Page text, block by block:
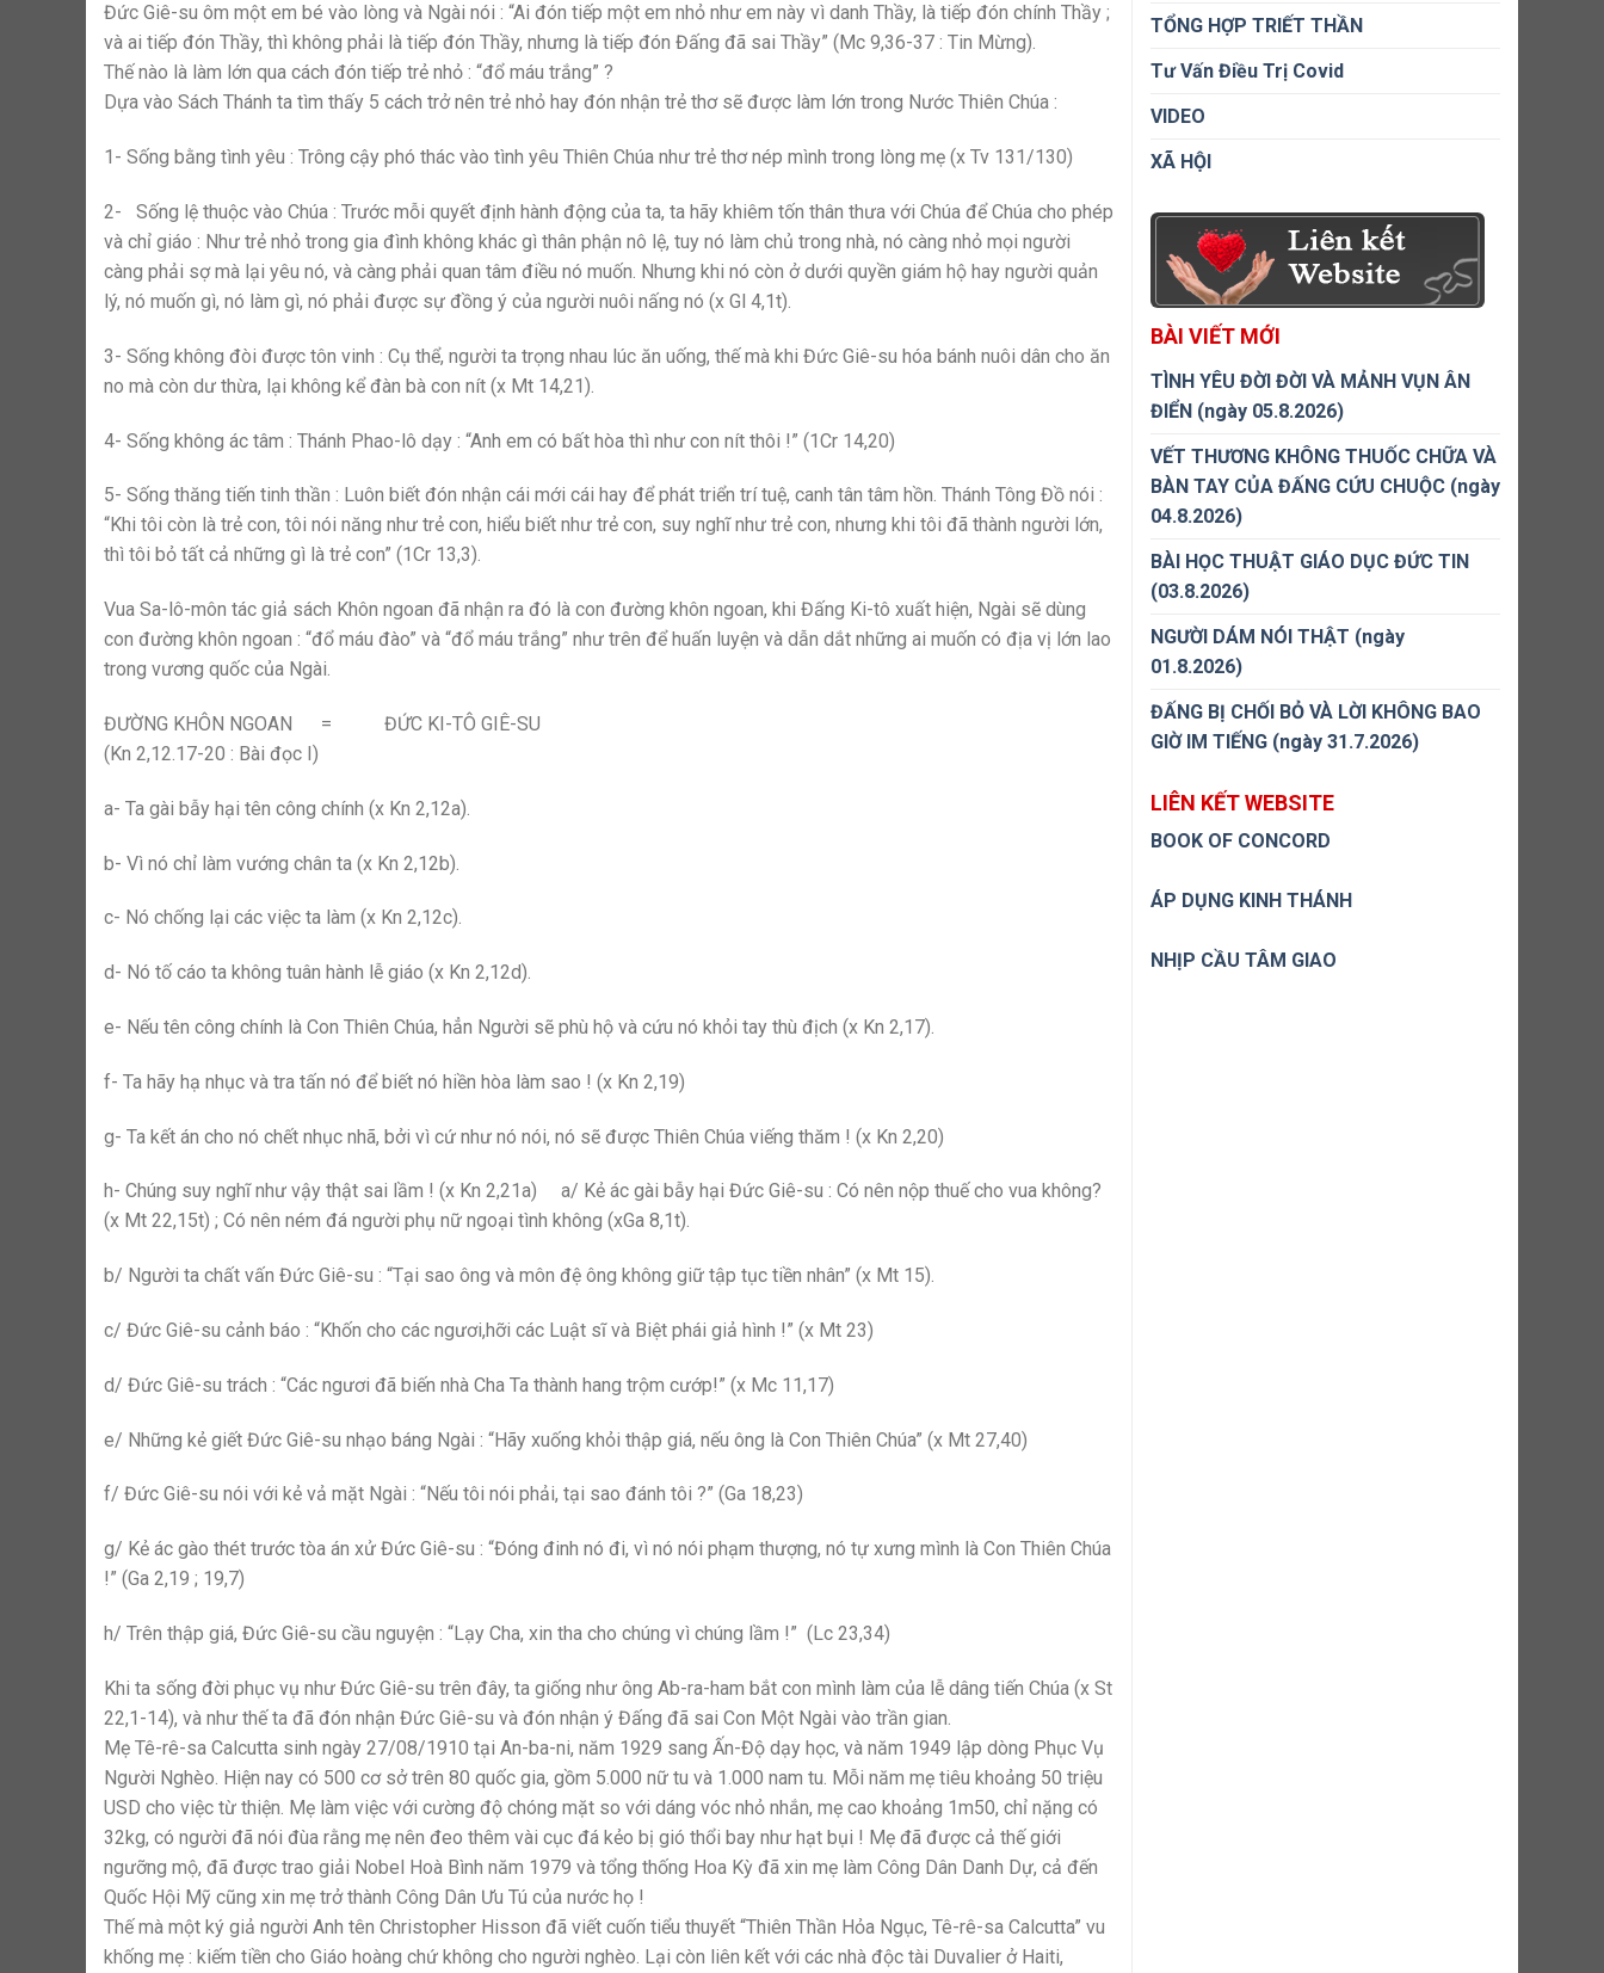
Đức Giê-su ôm một em bé vào lòng và Ngài nói : “Ai đón tiếp một em nhỏ như em này vì danh Thầy, là tiếp đón chính Thầy ;
và ai tiếp đón Thầy, thì không phải là tiếp đón Thầy, nhưng là tiếp đón Đấng đã sai Thầy” (Mc 9,36-37 : Tin Mừng).
Thế nào là làm lớn qua cách đón tiếp trẻ nhỏ : “đổ máu trắng” ?
Dựa vào Sách Thánh ta tìm thấy 5 cách trở nên trẻ nhỏ hay đón nhận trẻ thơ sẽ được làm lớn trong Nước Thiên Chúa :
1- Sống bằng tình yêu : Trông cậy phó thác vào tình yêu Thiên Chúa như trẻ thơ nép mình trong lòng mẹ (x Tv 131/130)
2- Sống lệ thuộc vào Chúa : Trước mỗi quyết định hành động của ta, ta hãy khiêm tốn thân thưa với Chúa để Chúa cho phép
và chỉ giáo : Như trẻ nhỏ trong gia đình không khác gì thân phận nô lệ, tuy nó làm chủ trong nhà, nó càng nhỏ mọi người
càng phải sợ mà lại yêu nó, và càng phải quan tâm điều nó muốn. Nhưng khi nó còn ở dưới quyền giám hộ hay người quản
lý, nó muốn gì, nó làm gì, nó phải được sự đồng ý của người nuôi nấng nó (x Gl 4,1t).
3- Sống không đòi được tôn vinh : Cụ thể, người ta trọng nhau lúc ăn uống, thế mà khi Đức Giê-su hóa bánh nuôi dân cho ăn
no mà còn dư thừa, lại không kể đàn bà con nít (x Mt 14,21).
4- Sống không ác tâm : Thánh Phao-lô dạy : “Anh em có bất hòa thì như con nít thôi !” (1Cr 14,20)
5- Sống thăng tiến tinh thần : Luôn biết đón nhận cái mới cái hay để phát triển trí tuệ, canh tân tâm hồn. Thánh Tông Đồ nói :
“Khi tôi còn là trẻ con, tôi nói năng như trẻ con, hiểu biết như trẻ con, suy nghĩ như trẻ con, nhưng khi tôi đã thành người lớn,
thì tôi bỏ tất cả những gì là trẻ con” (1Cr 13,3).
Vua Sa-lô-môn tác giả sách Khôn ngoan đã nhận ra đó là con đường khôn ngoan, khi Đấng Ki-tô xuất hiện, Ngài sẽ dùng
con đường khôn ngoan : “đổ máu đào” và “đổ máu trắng” như trên để huấn luyện và dẫn dắt những ai muốn có địa vị lớn lao
trong vương quốc của Ngài.
ĐƯỜNG KHÔN NGOAN = ĐỨC KI-TÔ GIÊ-SU
(Kn 2,12.17-20 : Bài đọc I)
a- Ta gài bẫy hại tên công chính (x Kn 2,12a).
b- Vì nó chỉ làm vướng chân ta (x Kn 2,12b).
c- Nó chống lại các việc ta làm (x Kn 2,12c).
d- Nó tố cáo ta không tuân hành lễ giáo (x Kn 2,12d).
e- Nếu tên công chính là Con Thiên Chúa, hẳn Người sẽ phù hộ và cứu nó khỏi tay thù địch (x Kn 2,17).
f- Ta hãy hạ nhục và tra tấn nó để biết nó hiền hòa làm sao ! (x Kn 2,19)
g- Ta kết án cho nó chết nhục nhã, bởi vì cứ như nó nói, nó sẽ được Thiên Chúa viếng thăm ! (x Kn 2,20)
h- Chúng suy nghĩ như vậy thật sai lầm ! (x Kn 2,21a) a/ Kẻ ác gài bẫy hại Đức Giê-su : Có nên nộp thuế cho vua không?
(x Mt 22,15t) ; Có nên ném đá người phụ nữ ngoại tình không (xGa 8,1t).
b/ Người ta chất vấn Đức Giê-su : “Tại sao ông và môn đệ ông không giữ tập tục tiền nhân” (x Mt 15).
c/ Đức Giê-su cảnh báo : “Khốn cho các ngươi,hỡi các Luật sĩ và Biệt phái giả hình !” (x Mt 23)
d/ Đức Giê-su trách : “Các ngươi đã biến nhà Cha Ta thành hang trộm cướp!” (x Mc 11,17)
e/ Những kẻ giết Đức Giê-su nhạo báng Ngài : “Hãy xuống khỏi thập giá, nếu ông là Con Thiên Chúa” (x Mt 27,40)
f/ Đức Giê-su nói với kẻ vả mặt Ngài : “Nếu tôi nói phải, tại sao đánh tôi ?” (Ga 18,23)
g/ Kẻ ác gào thét trước tòa án xử Đức Giê-su : “Đóng đinh nó đi, vì nó nói phạm thượng, nó tự xưng mình là Con Thiên Chúa
!” (Ga 2,19 ; 19,7)
h/ Trên thập giá, Đức Giê-su cầu nguyện : “Lạy Cha, xin tha cho chúng vì chúng lầm !” (Lc 23,34)
Khi ta sống đời phục vụ như Đức Giê-su trên đây, ta giống như ông Ab-ra-ham bắt con mình làm của lễ dâng tiến Chúa (x St
22,1-14), và như thế ta đã đón nhận Đức Giê-su và đón nhận ý Đấng đã sai Con Một Ngài vào trần gian.
Mẹ Tê-rê-sa Calcutta sinh ngày 27/08/1910 tại An-ba-ni, năm 1929 sang Ấn-Độ dạy học, và năm 1949 lập dòng Phục Vụ
Người Nghèo. Hiện nay có 500 cơ sở trên 80 quốc gia, gồm 5.000 nữ tu và 1.000 nam tu. Mỗi năm mẹ tiêu khoảng 50 triệu
USD cho việc từ thiện. Mẹ làm việc với cường độ chóng mặt so với dáng vóc nhỏ nhắn, mẹ cao khoảng 1m50, chỉ nặng có
32kg, có người đã nói đùa rằng mẹ nên đeo thêm vài cục đá kẻo bị gió thổi bay như hạt bụi ! Mẹ đã được cả thế giới
ngưỡng mộ, đã được trao giải Nobel Hoà Bình năm 1979 và tổng thống Hoa Kỳ đã xin mẹ làm Công Dân Danh Dự, cả đến
Quốc Hội Mỹ cũng xin mẹ trở thành Công Dân Ưu Tú của nước họ !
Thế mà một ký giả người Anh tên Christopher Hisson đã viết cuốn tiểu thuyết “Thiên Thần Hỏa Ngục, Tê-rê-sa Calcutta” vu
khống mẹ : kiếm tiền cho Giáo hoàng chứ không cho người nghèo. Lại còn liên kết với các nhà độc tài Duvalier ở Haiti,
TỔNG HỢP TRIẾT THẦN
Tư Vấn Điều Trị Covid
VIDEO
XÃ HỘI
BÀI VIẾT MỚI
TÌNH YÊU ĐỜI ĐỜI VÀ MẢNH VỤN ÂN
ĐIỂN (ngày 05.8.2026)
VẾT THƯƠNG KHÔNG THUỐC CHỮA VÀ
BÀN TAY CỦA ĐẤNG CỨU CHUỘC (ngày
04.8.2026)
BÀI HỌC THUẬT GIÁO DỤC ĐỨC TIN
(03.8.2026)
NGƯỜI DÁM NÓI THẬT (ngày
01.8.2026)
ĐẤNG BỊ CHỐI BỎ VÀ LỜI KHÔNG BAO
GIỜ IM TIẾNG (ngày 31.7.2026)
LIÊN KẾT WEBSITE
BOOK OF CONCORD
ÁP DỤNG KINH THÁNH
NHỊP CẦU TÂM GIAO